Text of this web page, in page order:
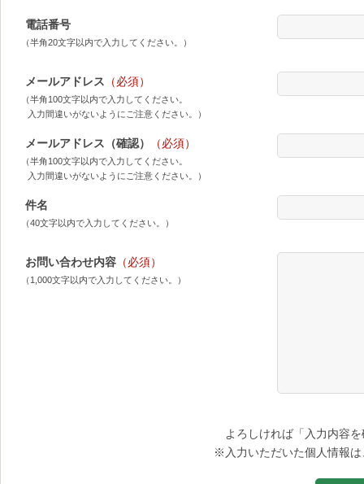
電話番号
（半角20文字以内で入力してください。）
メールアドレス （必須）
（半角100文字以内で入力してください。
入力間違いがないようにご注意ください。）
メールアドレス（確認） （必須）
（半角100文字以内で入力してください。
入力間違いがないようにご注意ください。）
件名
（40文字以内で入力してください。）
お問い合わせ内容 （必須）
（1,000文字以内で入力してください。）
よろしければ「入力内容
※入力いただいた個人情報